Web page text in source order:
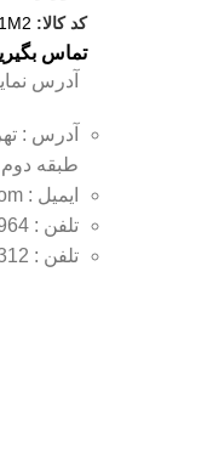
کد کالا:
تماس
آدرس
آدرس :
طبقه دوم
ایمیل : info@worldschneider.com
تلفن : 02136805964
تلفن : 09126505312